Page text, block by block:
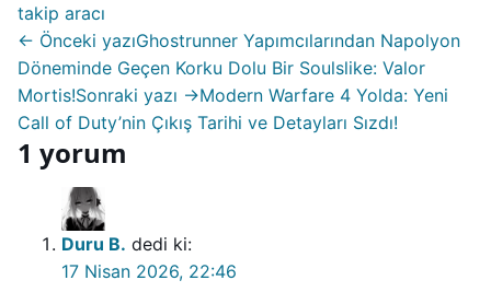
takip aracı
← Önceki yazıGhostrunner Yapımcılarından Napolyon
Döneminde Geçen Korku Dolu Bir Soulslike: Valor
Mortis!Sonraki yazı →Modern Warfare 4 Yolda: Yeni
Call of Duty’nin Çıkış Tarihi ve Detayları Sızdı!
1 yorum
Duru B. dedi ki:
17 Nisan 2026, 22:46